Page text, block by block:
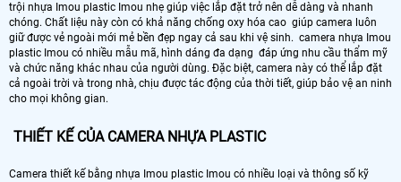
trội nhựa Imou plastic Imou nhẹ giúp việc lắp đặt trở nên dễ dàng và nhanh
chóng. Chất liệu này còn có khả năng chống oxy hóa cao giúp camera luôn
giữ được vẻ ngoài mới mẻ bền đẹp ngay cả sau khi vệ sinh. camera nhựa Imou
plastic Imou có nhiều mẫu mã, hình dáng đa dạng đáp ứng nhu cầu thẩm mỹ
và chức năng khác nhau của người dùng. Đặc biệt, camera này có thể lắp đặt
cả ngoài trời và trong nhà, chịu được tác động của thời tiết, giúp bảo vệ an ninh
cho mọi không gian.
THIẾT KẾ CỦA CAMERA NHỰA PLASTIC
Camera thiết kế bằng nhựa Imou plastic Imou có nhiều loại và thông số kỹ